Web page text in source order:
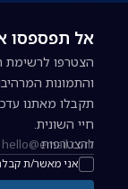
אל תפספסו
הצטרפו לרשימת
והתמונות
תקבלו מאתנו
חיי השונית.
כתובת אימייל
אני מאשר/ת
להצטרפות